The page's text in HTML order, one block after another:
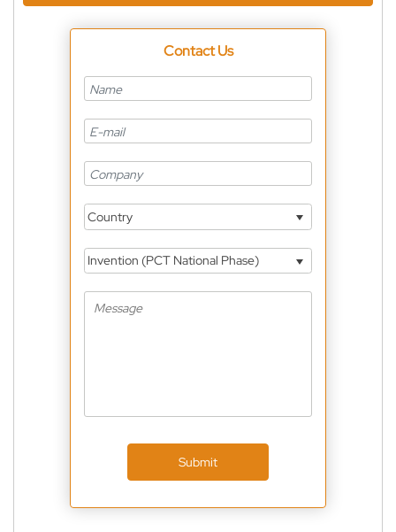
Contact Us
Country
Invention (PCT National Phase)
Submit